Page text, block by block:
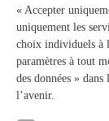
Colles
Pose
Colles
« Accepter
uniquement les
choix individuels à
paramètres à tout
des données »
l’avenir.